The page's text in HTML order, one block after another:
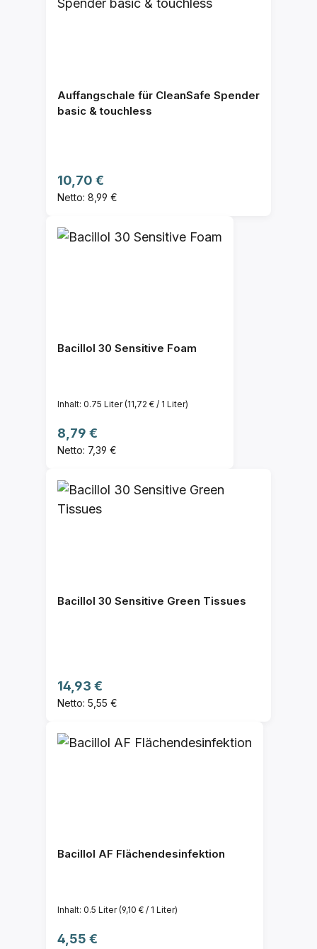
Auffangschale für CleanSafe Spender
basic & touchless
Regulärer Preis:
10,70 €
Netto: 8,99 €
Bacillol 30 Sensitive Foam
Inhalt: 0.75 Liter(11,72 € / 1 Liter)
Regulärer Preis:
8,79 €
Netto: 7,39 €
Bacillol 30 Sensitive Green Tissues
Regulärer Preis:
14,93 €
Netto: 5,55 €
Bacillol AF Flächendesinfektion
Inhalt: 0.5 Liter(9,10 € / 1 Liter)
Regulärer Preis:
4,55 €